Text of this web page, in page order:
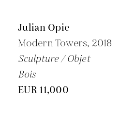
Julian Opie
Modern Towers, 2018
Sculpture / Objet
Bois
EUR 11,000